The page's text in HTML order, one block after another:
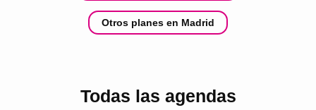
Otros planes en Madrid
Todas las agendas